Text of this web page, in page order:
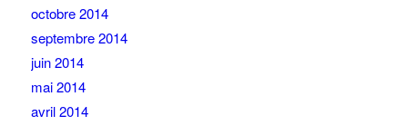
octobre 2014
septembre 2014
juin 2014
mai 2014
avril 2014